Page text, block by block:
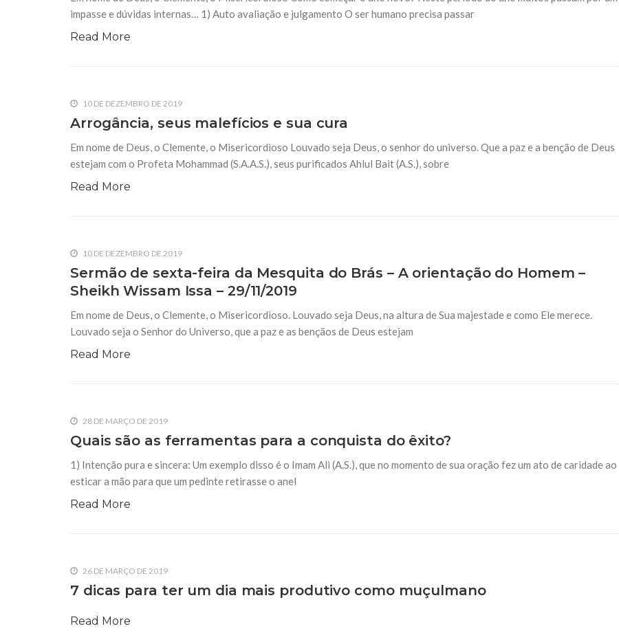
impasse e dúvidas internas… 1) Auto avaliação e julgamento O ser humano precisa passar
Read More
10 DE DEZEMBRO DE 2019
Arrogância, seus malefícios e sua cura
Em nome de Deus, o Clemente, o Misericordioso Louvado seja Deus, o senhor do universo. Que a paz e a benção de Deus
estejam com o Profeta Mohammad (S.A.A.S.), seus purificados Ahlul Bait (A.S.), sobre
Read More
10 DE DEZEMBRO DE 2019
Sermão de sexta-feira da Mesquita do Brás – A orientação do Homem –
Sheikh Wissam Issa – 29/11/2019
Em nome de Deus, o Clemente, o Misericordioso. Louvado seja Deus, na altura de Sua majestade e como Ele merece.
Louvado seja o Senhor do Universo, que a paz e as bençãos de Deus estejam
Read More
28 DE MARÇO DE 2019
Quais são as ferramentas para a conquista do êxito?
1) Intenção pura e sincera: Um exemplo disso é o Imam Ali (A.S.), que no momento de sua oração fez um ato de caridade ao
esticar a mão para que um pedinte retirasse o anel
Read More
26 DE MARÇO DE 2019
7 dicas para ter um dia mais produtivo como muçulmano
Read More